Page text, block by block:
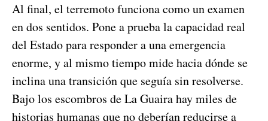
Al final, el terremoto funciona como un examen
en dos sentidos. Pone a prueba la capacidad real
del Estado para responder a una emergencia
enorme, y al mismo tiempo mide hacia dónde se
inclina una transición que seguía sin resolverse.
Bajo los escombros de La Guaira hay miles de
historias humanas que no deberían reducirse a